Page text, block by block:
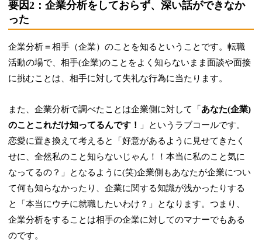
要因2：企業分析をしておらず、深い話ができなか
った
企業分析＝相手（企業）のことを知るということです。転職
活動の場で、相手(企業)のことをよく知らないまま面談や面接
に挑むことは、相手に対して失礼な行為に当たります。
また、企業分析で調べたことは企業側に対して「あなた(企業)
のことこれだけ知ってるんです！
」というラブコールです。
恋愛に置き換えて考えると「好意があるように見せてきたく
せに、全然私のこと知らないじゃん！！本当に私のこと気に
なってるの？」となるように(笑)企業側もあなたが企業につい
て何も知らなかったり、企業に関する知識が浅かったりする
と「本当にウチに就職したいわけ？」となります。つまり、
企業分析をすることは相手の企業に対してのマナーでもある
のです。